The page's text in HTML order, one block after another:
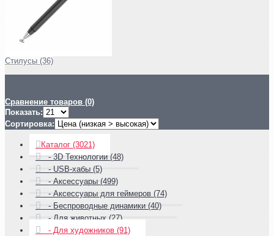
Стилусы (36)
Сравнение товаров (0)
Показать:
Сортировка:
Каталог (3021)
- 3D Технологии (48)
- USB-хабы (5)
- Аксессуары (499)
- Аксессуары для геймеров (74)
- Беспроводные динамики (40)
- Для животных (27)
- Для художников (91)